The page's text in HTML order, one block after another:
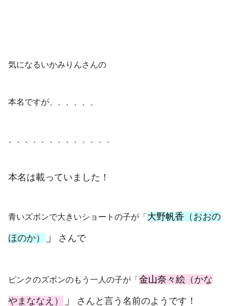
気になるいかみりんさんの
本名ですが、、、、、、
本名は載っていました！
青いズボンで大きいショートの子が「 大野帆香 （おおの
ほのか） 」 さんで
ピンクのズボンのもう一人の子が「 金山奈々絵 （かな
やまななえ ） 」 さんと言う名前のようです！